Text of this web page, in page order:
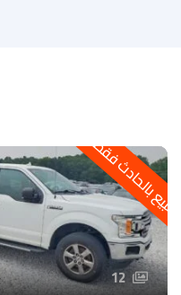
للبيع بالحادث فقط
12